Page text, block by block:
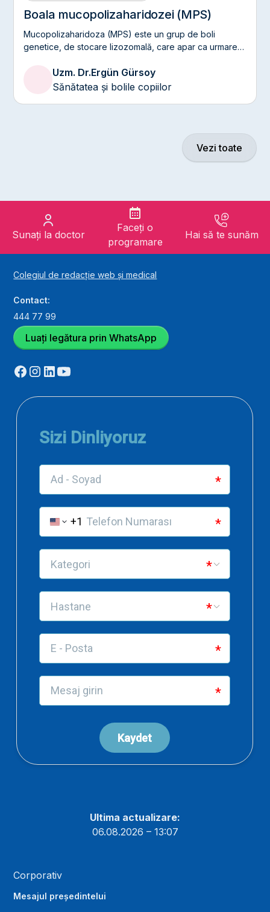
Boala mucopolizaharidozei (MPS)
Mucopolizaharidoza (MPS) este un grup de boli
genetice, de stocare lizozomală, care apar ca urmare a
elimină deșeurile din celule prin descompunerea
glicozaminoglicanilor (GAG)
Uzm. Dr.Ergün Gürsoy
Sănătatea și bolile copiilor
Vezi toate
Sunați la doctor
Faceți o
programare
Hai să te sunăm
Colegiul de redacție web și medical
Contact:
444 77 99
Luați legătura prin WhatsApp
Ultima actualizare:
06.08.2026 – 13:07
Corporativ
Mesajul președintelui